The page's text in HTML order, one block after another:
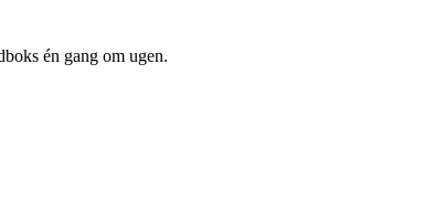
én gang om ugen.